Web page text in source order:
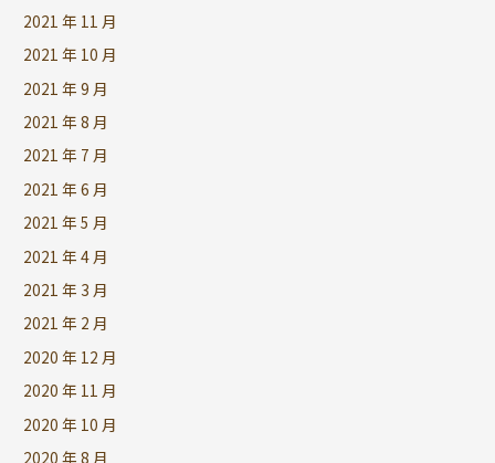
2021 年 11 月
2021 年 10 月
2021 年 9 月
2021 年 8 月
2021 年 7 月
2021 年 6 月
2021 年 5 月
2021 年 4 月
2021 年 3 月
2021 年 2 月
2020 年 12 月
2020 年 11 月
2020 年 10 月
2020 年 8 月